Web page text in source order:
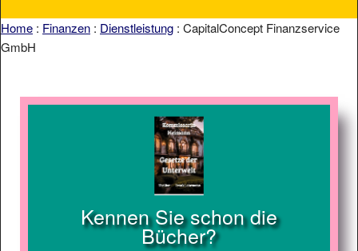
Home : Finanzen : Dienstleistung : CapitalConcept Finanzservice
GmbH
Kennen Sie schon die
Bücher?